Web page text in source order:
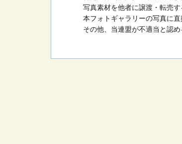
写真素材を他者に譲渡・転売す
本フォトギャラリーの写真に直
その他、当連盟が不適当と認め